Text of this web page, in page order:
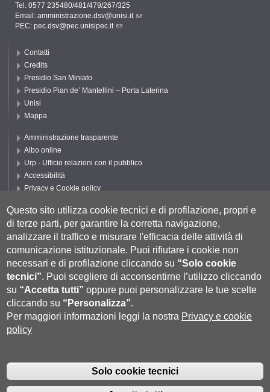
Tel. 0577 235480/481/479/267/325
Email: amministrazione.dsv@unisi.it
PEC: pec.dsv@pec.unisipec.it
Contatti
Credits
Presidio San Miniato
Presidio Pian de’ Mantellini – Porta Laterina
Unisi
Mappa
Amministrazione trasparente
Albo online
Urp - Ufficio relazioni con il pubblico
Accessibilità
Privacy e Cookie policy
Segui UNISI
P.IVA 00273530527 | C.F. 80002070524 |Coordinate bancarie|Caselle
Pec: Posta Elettronica Certificata|Fatturazione Elettronica
Questo sito utilizza cookie tecnici e di profilazione, propri e
di terze parti, per garantire la corretta navigazione,
analizzare il traffico e misurare l'efficacia delle attività di
comunicazione istituzionale. Puoi rifiutare i cookie non
necessari e di profilazione cliccando su “Solo cookie
tecnici”. Puoi scegliere di acconsentirne l’utilizzo cliccando
su “Accetta tutti” oppure puoi personalizzare le tue scelte
cliccando su “Personalizza”.
Per maggiori informazioni leggi la nostra Privacy e cookie
policy
Solo cookie tecnici